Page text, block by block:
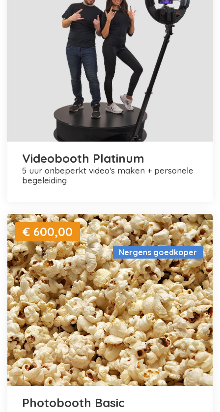
Videobooth Platinum
5 uur onbeperkt video's maken + personele
begeleiding
Nergens goedkoper
€ 600,00
Photobooth Basic